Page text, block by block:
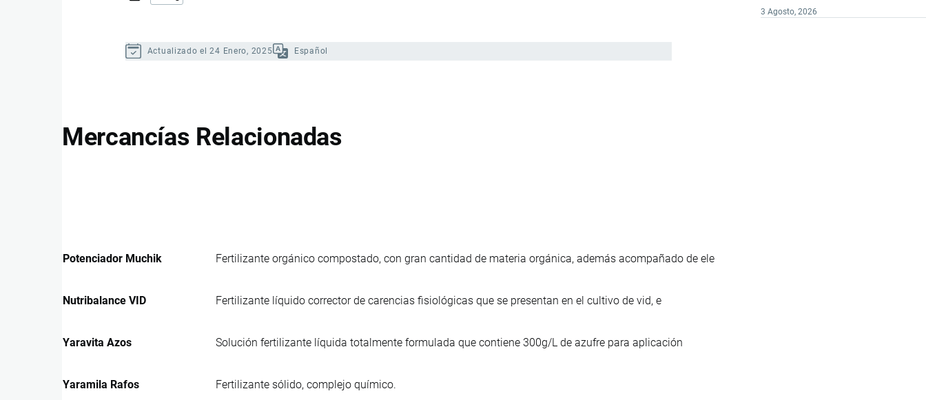
Actualizado el 24 Enero, 2025 Español
3 Agosto, 2026
Mercancías Relacionadas
Potenciador Muchik Fertilizante orgánico compostado, con gran cantidad de materia orgánica, además acompañado de ele
Nutribalance VID Fertilizante líquido corrector de carencias fisiológicas que se presentan en el cultivo de vid, e
Yaravita Azos Solución fertilizante líquida totalmente formulada que contiene 300g/L de azufre para aplicación
Yaramila Rafos Fertilizante sólido, complejo químico.